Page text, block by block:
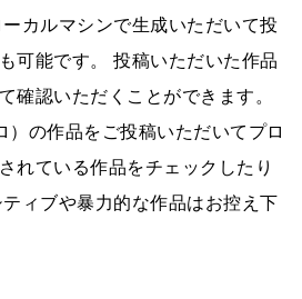
カルマシンで生成いただいて投
可能です。 投稿いただいた作品
確認いただくことができます。
の作品をご投稿いただいてプロ
れている作品をチェックしたり
ィブや暴力的な作品はお控え下